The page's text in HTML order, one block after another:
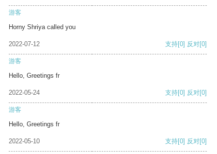
游客
Horny Shriya called you
2022-07-12 支持[0] 反对[0]
游客
Hello, Greetings fr
2022-05-24 支持[0] 反对[0]
游客
Hello, Greetings fr
2022-05-10 支持[0] 反对[0]